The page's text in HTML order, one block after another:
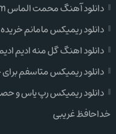
دانلود آهنگ محمت الماس gidene yakıyorum
دانلود ریمیکس مامانم خریده
دانلود اهنگ گل منه ادیم
دانلود ریمیکس متاسفم برای
دانلود ریمیکس رپ یاس و
خداحافظ غریبی